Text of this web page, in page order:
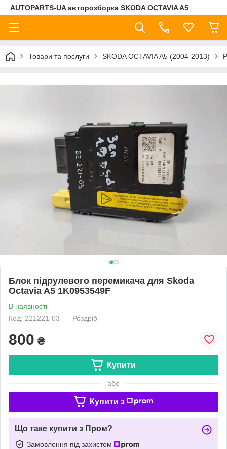
AUTOPARTS-UA авторозборка SKODA OCTAVIA A5
Товари та послуги SKODA OCTAVIA A5 (2004-2013)
Блок підрулевого перемикача для Skoda
Octavia A5 1K0953549F
В наявності
Код: 221221-03
Роздріб
800 ₴
Купити
або
Купити з
Що таке купити з Пром?
Замовлення під захистом